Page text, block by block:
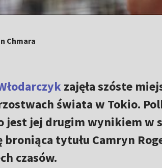
Chmara
zajęła szóste
świata w Tokio.
jest jej drugim wynikiem w
broniąca tytułu Camryn
czasów.